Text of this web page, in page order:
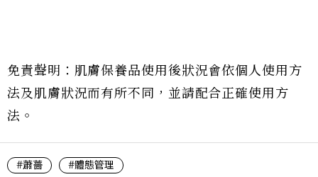
免責聲明：肌膚保養品使用後狀況會依個人使用方
法及肌膚狀況而有所不同，並請配合正確使用方
法。
#蕭薔 #體態管理